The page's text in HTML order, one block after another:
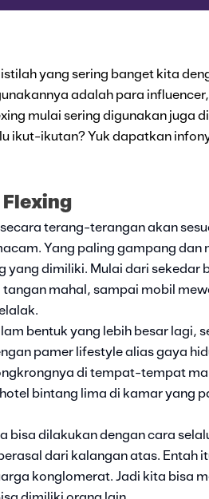
yang sering banget kita
adalah para
mulai sering digunakan juga
ikut-ikutan? Yuk dapatkan
Flexing
terang-terangan akan
Yang paling gampang dan
yang dimiliki. Mulai dari sekedar
mahal, sampai mobil
bentuk yang lebih besar lagi,
pamer lifestyle alias gaya
di tempat-tempat
bintang lima di kamar yang
bisa dilakukan dengan cara
dari kalangan atas. Entah
konglomerat. Jadi kita bisa